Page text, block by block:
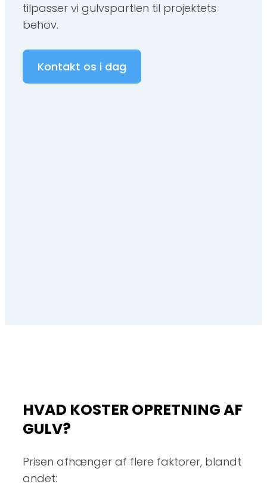
tilpasser vi gulvspartlen til projektets
behov.
Kontakt os i dag
HVAD KOSTER OPRETNING AF
GULV?
Prisen afhænger af flere faktorer, blandt
andet: